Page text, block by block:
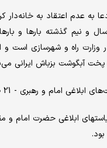
به عدم اعتقاد به
و نیم گذشته بارها و
راه و شهرسازی است و
پخت آبگوشت بزباش ایرانی
ابلاغی حضرت امام و